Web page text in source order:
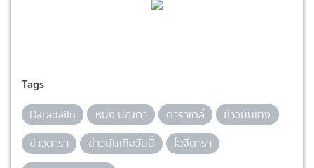
Tags
Daradaily หนิง ปณิตา ดาราเดลี่
ข่าวบันเทิง
ข่าวดารา
ข่าวบันเทิงวันนี้
ไอจีดารา